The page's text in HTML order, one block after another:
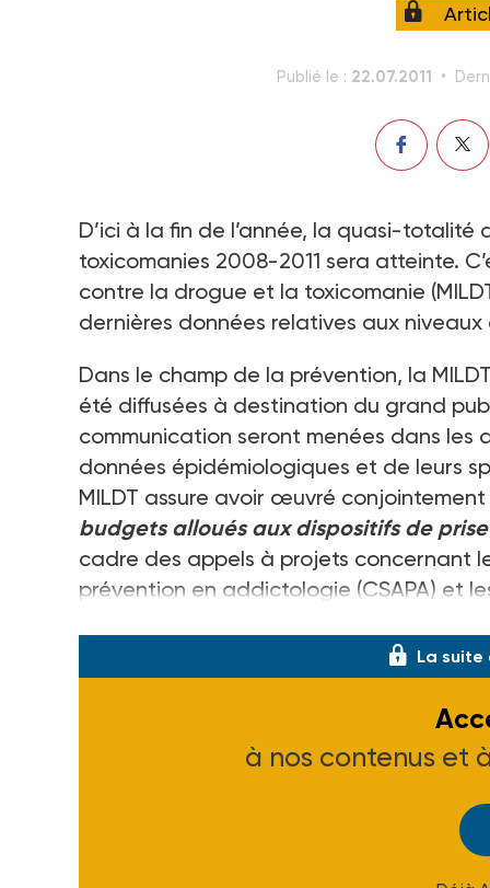
Publié le : 22.07.2011
D’ici à la fin de l’année, la quasi-
toxicomanies 2008-2011 sera atteinte.
contre la drogue et la toxicomanie
dernières données relatives aux
Dans le champ de la prévention, la
été diffusées à destination du grand
communication seront menées dans
données épidémiologiques et de leurs
MILDT assure avoir œuvré
budgets alloués aux dispositifs de
cadre des appels à projets concernant
prévention en addictologie (CSAPA) et
La suite
à nos contenus et